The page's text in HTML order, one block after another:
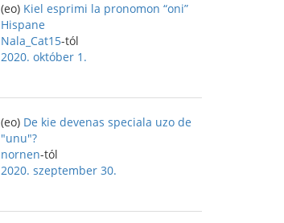
(eo) Kiel esprimi la pronomon “oni”
Hispane
Nala_Cat15-tól
2020. október 1.
(eo) De kie devenas speciala uzo de
"unu"?
nornen-tól
2020. szeptember 30.